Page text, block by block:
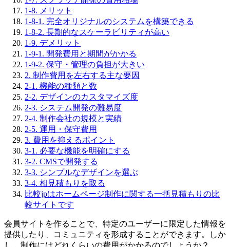
1-8. メリット
1-8-1. 完全オリジナルのシステムを構築できる
1-8-2. 長期的なスケーラビリティが高い
1-9. デメリット
1-9-1. 開発費用と期間がかかる
1-9-2. 保守・管理の負担が大きい
2. 制作費用を左右する主な要因
2-1. 機能の種類と数
2-2. デザインのカスタマイズ度
2-3. システム開発の難易度
2-4. 制作会社の規模と実績
2-5. 運用・保守費用
3. 費用を抑えるポイント
3-1. 必要な機能を明確にする
3-2. CMSで開発する
3-3. シンプルなデザインを選ぶ
3-4. 相見積もりを取る
比較jpはホームページ制作に関する一括見積もりの比
較サイトです
会員サイトを作ることで、特定のユーザーに限定した情報を
提供したり、コミュニティを形成することができます。しか
し、制作にはどれくらいの費用がかかるのでしょうか？